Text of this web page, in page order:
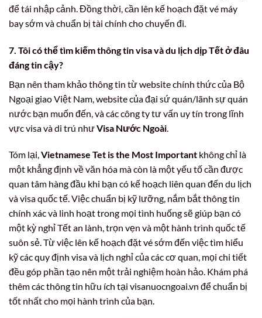
để tái nhập cảnh. Đồng thời, cần lên kế hoạch đặt vé máy
bay sớm và chuẩn bị tài chính cho chuyến đi.
7. Tôi có thể tìm kiếm thông tin visa và du lịch dịp Tết ở đâu
đáng tin cậy?
Bạn nên tham khảo thông tin từ website chính thức của Bộ
Ngoại giao Việt Nam, website của đại sứ quán/lãnh sự quán
nước bạn muốn đến, và các công ty tư vấn uy tín trong lĩnh
vực visa và di trú nhưVisa Nước Ngoài
Tóm lại,Vietnamese Tet is the Most Important không chỉ là
một khẳng định về văn hóa mà còn là một yếu tố cần được
quan tâm hàng đầu khi bạn có kế hoạch liên quan đến du lịch
và visa quốc tế. Việc chuẩn bị kỹ lưỡng, nắm bắt thông tin
chính xác và linh hoạt trong mọi tình huống sẽ giúp bạn có
một kỳ nghỉ Tết an lành, trọn vẹn và một hành trình quốc tế
suôn sẻ. Từ việc lên kế hoạch đặt vé sớm đến việc tìm hiểu
kỹ các quy định visa và lịch nghỉ của các cơ quan, mọi chi tiết
đều góp phần tạo nên một trải nghiệm hoàn hảo. Khám phá
thêm các thông tin hữu ích tại visanuocngoai.vn để chuẩn bị
tốt nhất cho mọi hành trình của bạn.